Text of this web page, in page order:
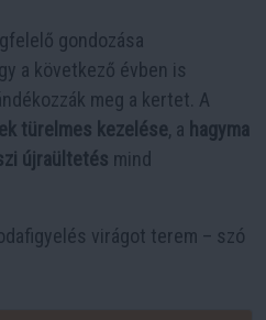
gondozása
a következő évben is
meg a kertet. A
türelmes kezelése, a hagyma
újraültetés mind
virágot terem – szó